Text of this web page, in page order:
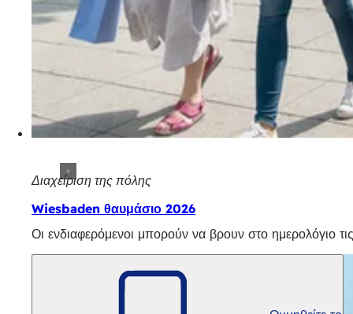
Διαχείριση της πόλης
Wiesbaden θαυμάσιο 2026
Οι ενδιαφερόμενοι μπορούν να βρουν στο ημερολόγιο